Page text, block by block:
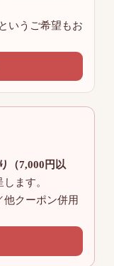
いうご希望もお
（7,000円以
ます。
他クーポン併用